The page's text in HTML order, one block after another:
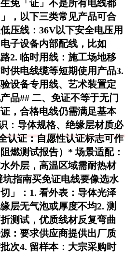
免「证」不是所有电线都
，以下三类常见产品可合
压线 ：36V以下安全电压用
子设备内部配线，比如
2. 临时用线 ：施工场地移
供电线缆等短期使用产品3.
验设备专用线、艺术装置定
品## 二、免证不等于无门
，合格电线仍需满足基本
：导体规格、绝缘层材质必
认证：自愿性认证标志可作
燃测试报告）*场景适配：
外层，高温区域需耐热材
坑指南买免证电线要像选水
」：1. 看外表 ：导体光泽
层无气泡或厚度不均2. 测
测试，优质线材反复弯曲
：要求供应商提供出厂质
次4. 留样本：大宗采购时